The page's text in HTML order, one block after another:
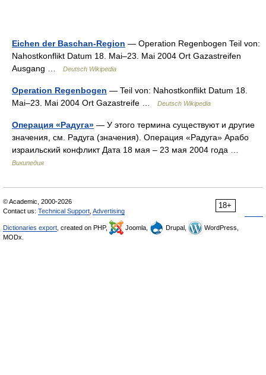
Eichen der Baschan-Region — Operation Regenbogen Teil von:
Nahostkonflikt Datum 18. Mai–23. Mai 2004 Ort Gazastreifen
Ausgang …
Deutsch Wikipedia
Operation Regenbogen — Teil von: Nahostkonflikt Datum 18.
Mai–23. Mai 2004 Ort Gazastreife …
Deutsch Wikipedia
Операция «Радуга» — У этого термина существуют и другие
значения, см. Радуга (значения). Операция «Радуга» Арабо
израильский конфликт Дата 18 мая – 23 мая 2004 года …
Википедия
18+
© Academic, 2000-2026
Contact us: Technical Support Advertising
Dictionaries export , created on PHP, Joomla, Drupal,
WordPress,
MODx.